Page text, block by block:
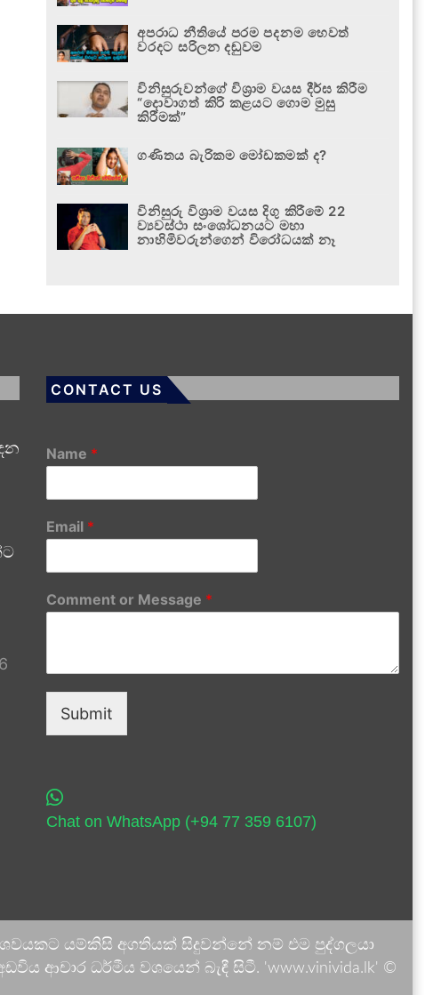
අපරාධ නීතියේ පරම පදනම හෙවත්
වරදට සරිලන දඬුවම
විනිසුරුවන්ගේ විශ්‍රාම වයස දීර්ඝ කිරීම
“දොවාගත් කිරි කළයට ගොම මුසු
කිරීමක්”
ගණිතය බැරිකම මෝඩකමක් ද?
විනිසුරු විශ්‍රාම වයස දිගු කිරීමේ 22
ව්‍යවස්ථා සංශෝධනයට මහා
නාහිමිවරුන්ගෙන් විරෝධයක් නෑ
CONTACT US
Name *
Email *
Comment or Message *
Submit
Chat on WhatsApp (+94 77 359 6107)
යම්කිසි අගතියක් සිදුවන්නේ නම් එම පුද්ගලයා
ධර්මීය වශයෙන් බැඳී සිටී. 'www.vinivida.lk' ©